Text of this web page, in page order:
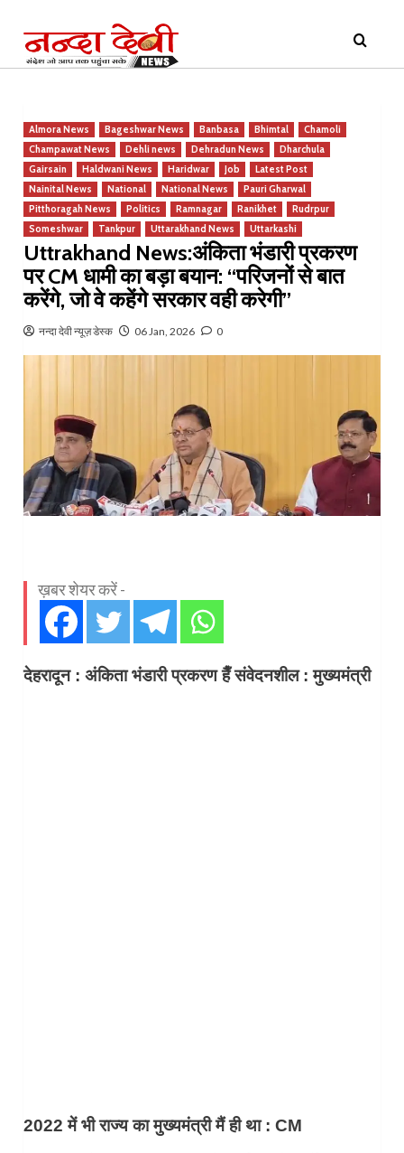
content
Menu
Almora News Bageshwar News Banbasa Bhimtal
Chamoli
Champawat News
Dehli news Dehradun News
Dharchula
Gairsain
Haldwani News Haridwar Job
Latest Post
Nainital News
National National News
Pauri Gharwal
Pitthoragah News
Politics Ramnagar Ranikhet
Rudrpur
Someshwar
Tankpur Uttarakhand News Uttarkashi
Uttrakhand News:अंकिता भंडारी प्रकरण
पर CM धामी का बड़ा बयान: “परिजनों से बात
करेंगे, जो वे कहेंगे सरकार वही करेगी”
नन्दा देवी न्यूज़ डेस्क 06 Jan, 2026 0
ख़बर शेयर करें -
देहरादून : अंकिता भंडारी प्रकरण हैँ संवेदनशील : मुख्यमंत्री
2022 में भी राज्य का मुख्यमंत्री मैं ही था : CM